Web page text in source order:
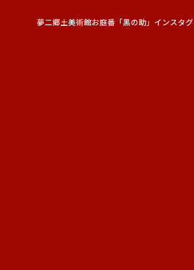
夢二郷土美術館お庭番「黑の助」インスタ